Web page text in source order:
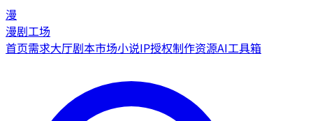
漫
漫剧工场
首页需求大厅剧本市场小说IP授权制作资源AI工具箱